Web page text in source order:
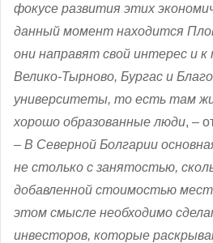
фокусе развития этих
данный момент находится
они направят свой интерес и
Велико-Тырново, Бургас и
университеты, то есть там
хорошо образованные люди, –
– В Северной Болгарии
не столько с занятостью,
добавленной стоимостью
этом смысле необходимо
инвесторов, которые